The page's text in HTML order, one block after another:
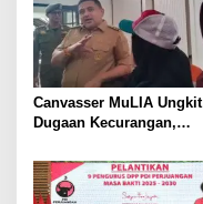
Canvasser MuLIA Ungkit
Dugaan Kecurangan,
Massa